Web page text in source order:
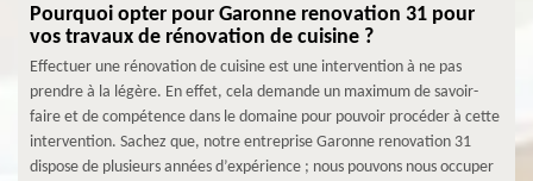
Pourquoi opter pour Garonne renovation 31 pour
vos travaux de rénovation de cuisine ?
Effectuer une rénovation de cuisine est une intervention à ne pas
prendre à la légère. En effet, cela demande un maximum de savoir-
faire et de compétence dans le domaine pour pouvoir procéder à cette
intervention. Sachez que, notre entreprise Garonne renovation 31
dispose de plusieurs années d’expérience ; nous pouvons nous occuper